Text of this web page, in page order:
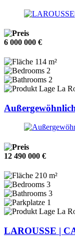
6 000 000 €
114 m²
2
2
La
12 490 000 €
210 m²
3
3
1
La
LAROUSSE |